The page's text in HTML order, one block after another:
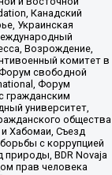
Канадский
Украинская
Возрождение,
комитет в
свободной
Форум
гражданским
университет,
общества
Хабомаи, Съезд
с коррупцией
природы, BDR Novaja
прав человека